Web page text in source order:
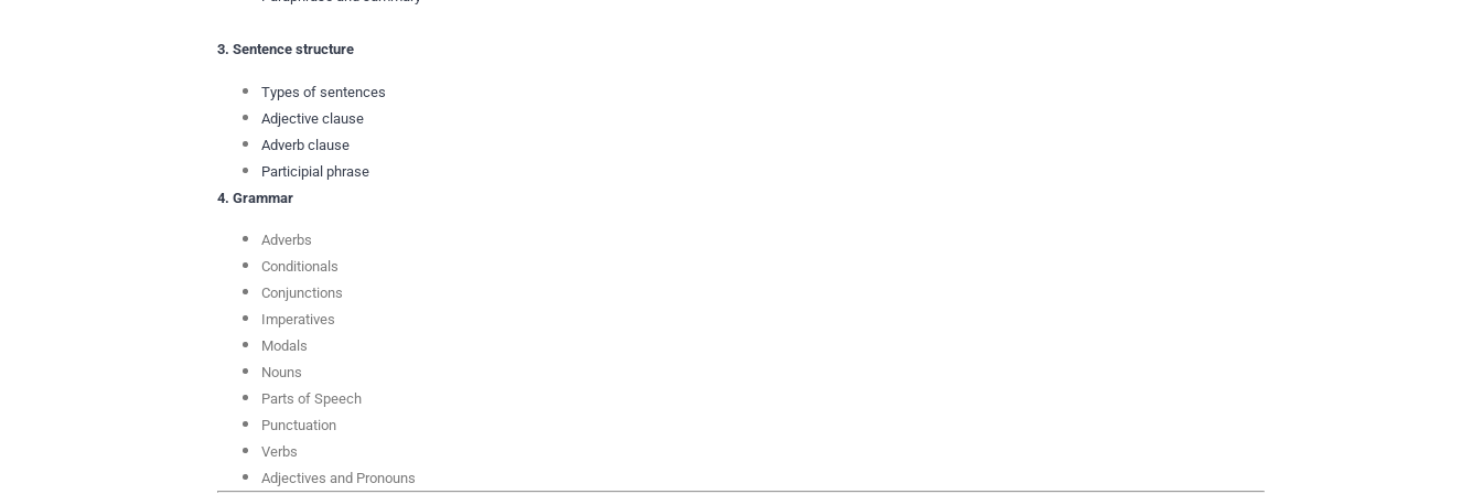
3. Sentence structure
Types of sentences
Adjective clause
Adverb clause
Participial phrase
4. Grammar
Adverbs
Conditionals
Conjunctions
Imperatives
Modals
Nouns
Parts of Speech
Punctuation
Verbs
Adjectives and Pronouns